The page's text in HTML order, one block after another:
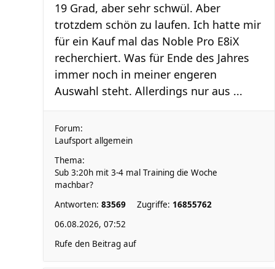
19 Grad, aber sehr schwül. Aber
trotzdem schön zu laufen. Ich hatte mir
für ein Kauf mal das Noble Pro E8iX
recherchiert. Was für Ende des Jahres
immer noch in meiner engeren
Auswahl steht. Allerdings nur aus ...
Forum:
Laufsport allgemein
Thema:
Sub 3:20h mit 3-4 mal Training die Woche
machbar?
Antworten: 83569 Zugriffe: 16855762
06.08.2026, 07:52
Rufe den Beitrag auf